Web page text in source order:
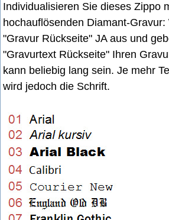
Individualisieren Sie dieses Zippo
hochauflösenden Diamant-
"Gravur Rückseite" JA aus und
"Gravurtext Rückseite" Ihren
kann beliebig lang sein. Je mehr
wird jedoch die Schrift.